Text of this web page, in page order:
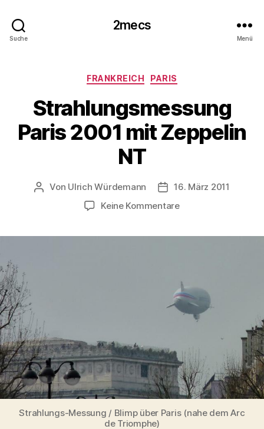
Suche
2mecs
Menü
Kategorien
FRANKREICH PARIS
Strahlungsmessung
Paris 2001 mit Zeppelin
NT
Beitragsautor
Von Ulrich Würdemann Beitragsdatum
16. März 2011
Keine Kommentarezu
NT
Strahlungs-Messung / Blimp über Paris (nahe dem Arc
de Triomphe)